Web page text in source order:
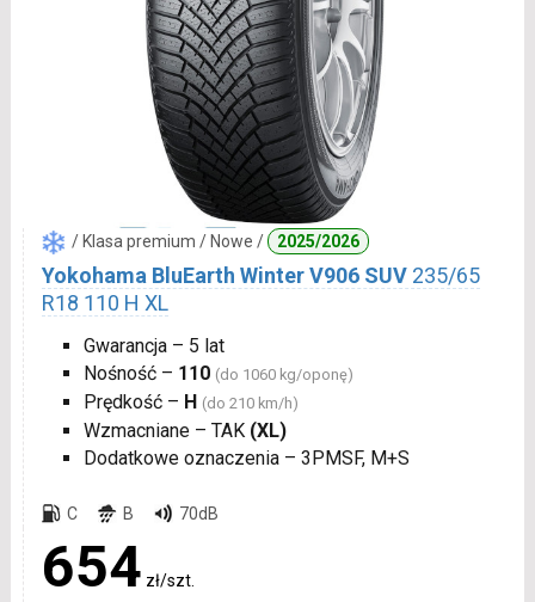
/ Klasa premium / Nowe / 2025/2026
Yokohama BluEarth Winter V906 SUV 235/65
R18 110 H XL
Gwarancja – 5 lat
Nośność – 110 (do 1060 kg/oponę)
Prędkość – H (do 210 km/h)
Wzmacniane – TAK (XL)
Dodatkowe oznaczenia – 3PMSF, M+S
C B 70dB
654 zł/szt.